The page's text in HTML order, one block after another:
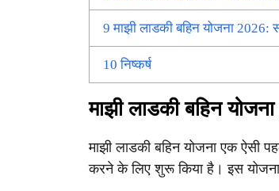
9 माझी लाडकी बहिन योजना 2026:
10 निष्कर्ष
माझी लाडकी बहिन
माझी लाडकी बहिन योजना एक ऐसी
करने के लिए शुरू किया है। इस योजना